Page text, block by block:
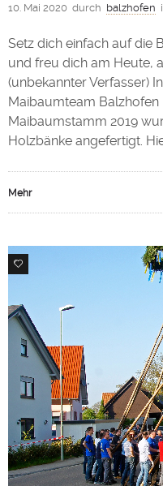
10. Mai 2020 durch balzhofen
Setz dich einfach auf die
und freu dich am Heute,
(unbekannter Verfasser)
Maibaumteam
Maibaumstamm 2019
Holzbänke angefertigt.
Mehr
2